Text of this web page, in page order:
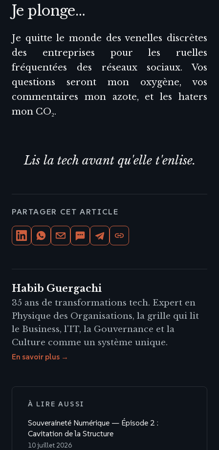
Je plonge…
Je quitte le monde des venelles discrètes
des entreprises pour les ruelles
fréquentées des réseaux sociaux. Vos
questions seront mon oxygène, vos
commentaires mon azote, et les haters
mon CO₂.
Lis la tech avant qu'elle t'enlise.
PARTAGER CET ARTICLE
Habib Guergachi
35 ans de transformations tech. Expert en
Physique des Organisations, la grille qui lit
le Business, l'IT, la Gouvernance et la
Culture comme un système unique.
En savoir plus →
À LIRE AUSSI
Souveraineté Numérique — Épisode 2 :
Cavitation de la Structure
10 juillet 2026